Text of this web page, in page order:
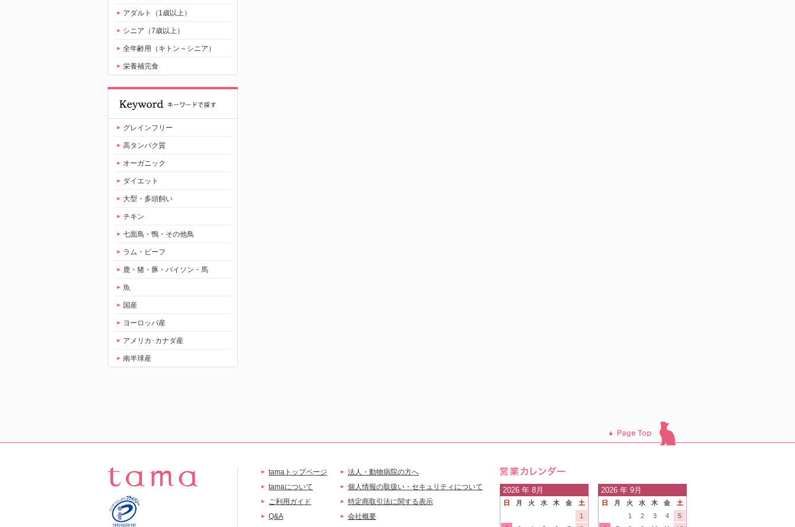
アダルト（1歳以上）
シニア（7歳以上）
全年齢用（キトン～シニア）
栄養補完食
グレインフリー
高タンパク質
オーガニック
ダイエット
大型・多頭飼い
チキン
七面鳥・鴨・その他鳥
ラム・ビーフ
鹿・猪・豚・バイソン・馬
魚
国産
ヨーロッパ産
アメリカ･カナダ産
南半球産
tamaトップページ
tamaについて
ご利用ガイド
Q&A
法人・動物病院の方へ
個人情報の取扱い・セキュリティについて
特定商取引法に関する表示
会社概要
営業日の
ご案内
2026 年 8月
日 月 火 水 木 金
土
1
2026 年 9月
日 月 火 水 木 金
土
1
2 3 4
5